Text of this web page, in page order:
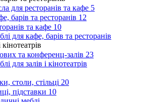
для ресторанів та кафе 5
барів та ресторанів 12
та кафе 10
для кафе, барів та ресторанів
та конференц-залів 23
для залів і кінотеатрів
столи, стільці 20
підставки 10